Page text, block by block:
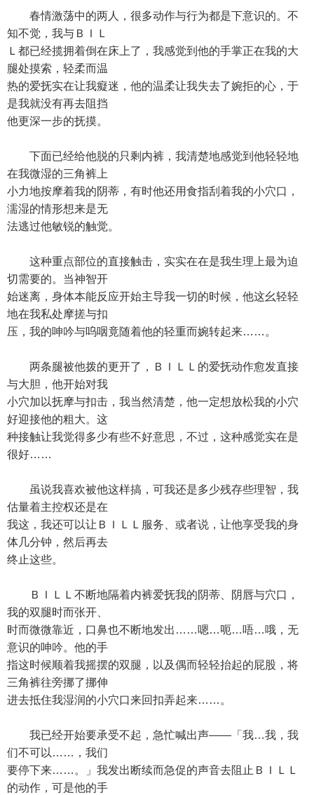
春情激荡中的两人，很多动作与行为都是下意识的。不
知不觉，我与ＢＩＬ
Ｌ都已经揽拥着倒在床上了，我感觉到他的手掌正在我的大
腿处摸索，轻柔而温
热的爱抚实在让我癡迷，他的温柔让我失去了婉拒的心，于
是我就没有再去阻挡
他更深一步的抚摸。
下面已经给他脱的只剩内裤，我清楚地感觉到他轻轻地
在我微湿的三角裤上
小力地按摩着我的阴蒂，有时他还用食指刮着我的小穴口，
濡湿的情形想来是无
法逃过他敏锐的触觉。
这种重点部位的直接触击，实实在在是我生理上最为迫
切需要的。当神智开
始迷离，身体本能反应开始主导我一切的时候，他这幺轻轻
地在我私处摩搓与扣
压，我的呻吟与呜咽竟随着他的轻重而婉转起来……。
两条腿被他拨的更开了，ＢＩＬＬ的爱抚动作愈发直接
与大胆，他开始对我
小穴加以抚摩与扣击，我当然清楚，他一定想放松我的小穴
好迎接他的粗大。这
种接触让我觉得多少有些不好意思，不过，这种感觉实在是
很好……
虽说我喜欢被他这样搞，可我还是多少残存些理智，我
估量着主控权还是在
我这，我还可以让ＢＩＬＬ服务、或者说，让他享受我的身
体几分钟，然后再去
终止这些。
ＢＩＬＬ不断地隔着内裤爱抚我的阴蒂、阴唇与穴口，
我的双腿时而张开、
时而微微靠近，口鼻也不断地发出……嗯…呃…唔…哦，无
意识的呻吟。他的手
指这时候顺着我摇摆的双腿，以及偶而轻轻抬起的屁股，将
三角裤往旁挪了挪伸
进去抵住我湿润的小穴口来回扣弄起来……。
我已经开始要承受不起，急忙喊出声——「我…我，我
们不可以……，我们
要停下来……。」我发出断续而急促的声音去阻止ＢＩＬＬ
的动作，可是他的手